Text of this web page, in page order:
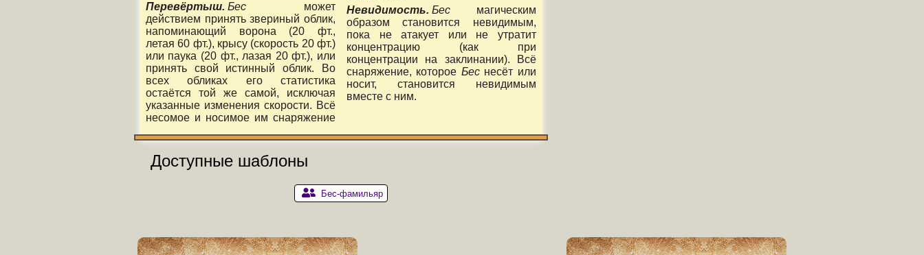
Перевёртыш. Бесможет
действием принять звериный облик,
напоминающий ворона (20 фт.,
летая 60 фт.), крысу (скорость 20 фт.)
или паука (20 фт., лазая 20 фт.), или
принять свой истинный облик. Во
всех обликах его статистика
остаётся той же самой, исключая
указанные изменения скорости. Всё
несомое и носимое им снаряжение
Невидимость. Бесмагическим
образом становится невидимым,
пока не атакует или не утратит
концентрацию (как при
концентрации на заклинании). Всё
снаряжение, которое Беснесёт или
носит, становится невидимым
вместе с ним.
Доступные шаблоны
Бес-фамильяр